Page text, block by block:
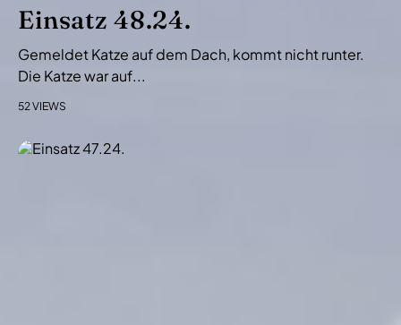
i
n
Einsatz 48.24.
Gemeldet Katze auf dem Dach, kommt nicht runter.
Die Katze war auf...
52 VIEWS